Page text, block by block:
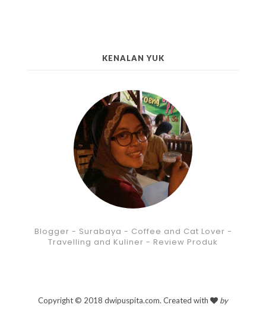
KENALAN YUK
Blogger - Surabaya - Coffee and Cat Lover -
Travelling and Kuliner - Review Produk
Copyright © 2018 dwipuspita.com. Created with
by